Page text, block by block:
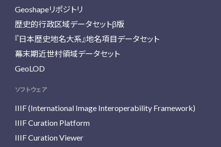
Geoshapeリポジトリ
歴史的行政区域データセットβ版
『日本歴史地名大系』地名項目データセット
幕末期近世村領域データセット
GeoLOD
ソフトウェア
IIIF (International Image Interoperability Framework)
IIIF Curation Platform
IIIF Curation Viewer